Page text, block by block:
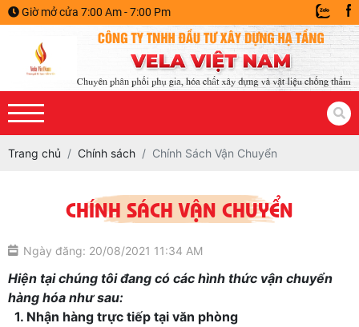
Giờ mở cửa 7:00 Am - 7:00 Pm
Trang chủ Chính sách Chính Sách Vận Chuyển
CHÍNH SÁCH VẬN CHUYỂN
Ngày đăng: 20/08/2021 11:34 AM
Hiện tại chúng tôi đang có các hình thức vận chuyển
hàng hóa như sau:
1. Nhận hàng trực tiếp tại văn phòng